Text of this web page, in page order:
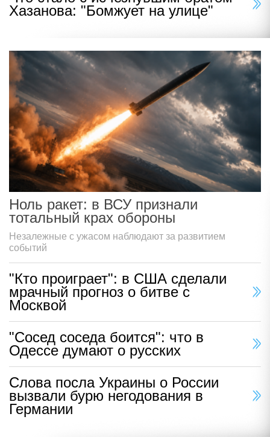
Хазанова: "Бомжует на улице"
Ноль ракет: в ВСУ признали
тотальный крах обороны
Незалежные с ужасом наблюдают за развитием
событий
"Кто проиграет": в США сделали
мрачный прогноз о битве с
Москвой
"Сосед соседа боится": что в
Одессе думают о русских
Слова посла Украины о России
вызвали бурю негодования в
Германии